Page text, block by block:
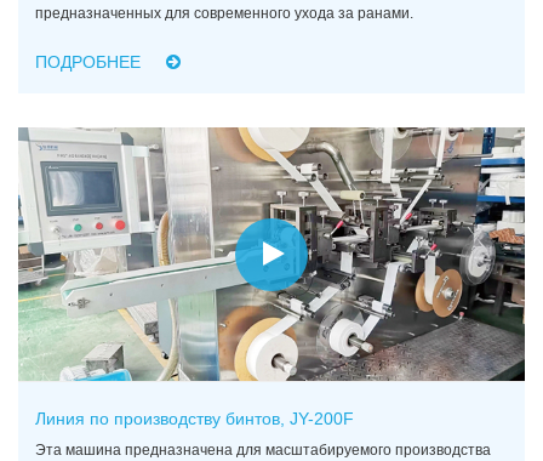
предназначенных для современного ухода за ранами.
ПОДРОБНЕЕ
Линия по производству бинтов, JY-200F
Эта машина предназначена для масштабируемого производства